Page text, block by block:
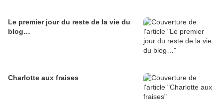
Le premier jour du reste de la vie du
blog…
Charlotte aux fraises